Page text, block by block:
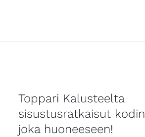
Toppari Kalusteelta
sisustusratkaisut kodin
joka huoneeseen!